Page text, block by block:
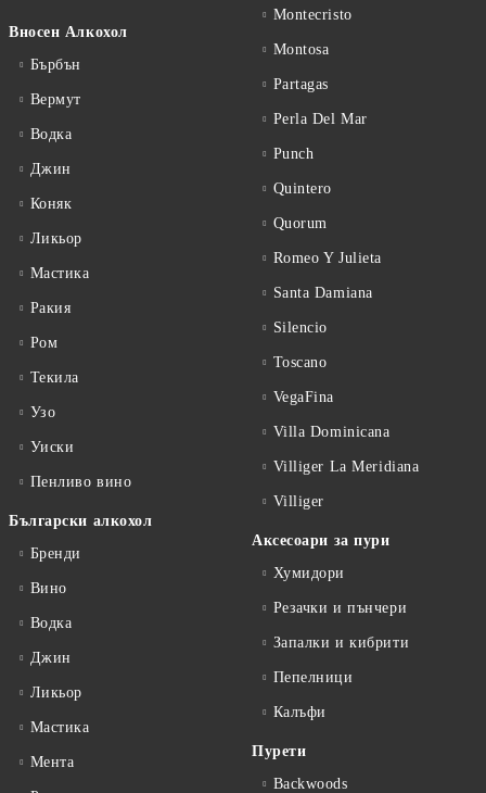
Вносен Алкохол
Бърбън
Вермут
Водка
Джин
Коняк
Ликьор
Мастика
Ракия
Ром
Текила
Узо
Уиски
Пенливо вино
Български алкохол
Бренди
Вино
Водка
Джин
Ликьор
Мастика
Мента
Montecristo
Montosa
Partagas
Perla Del Mar
Punch
Quintero
Quorum
Romeo Y Julieta
Santa Damiana
Silencio
Toscano
VegaFina
Villa Dominicana
Villiger La Meridiana
Villiger
Аксесоари за пури
Хумидори
Резачки и пънчери
Запалки и кибрити
Пепелници
Калъфи
Пурети
Backwoods